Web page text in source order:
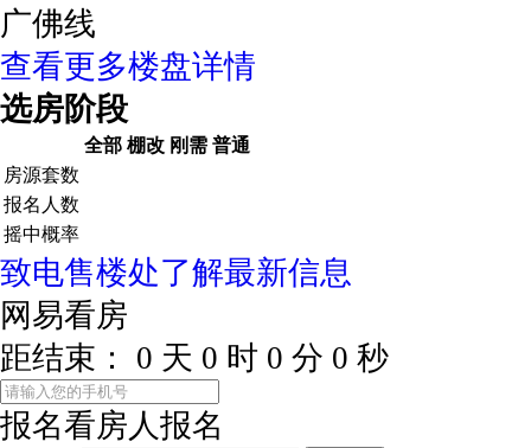
广佛线
查看更多楼盘详情
选房阶段
全部 棚改 刚需 普通
房源套数
报名人数
摇中概率
致电售楼处了解最新信息
网易看房
距结束：
0 天 0 时 0 分 0 秒
报名看房人报名